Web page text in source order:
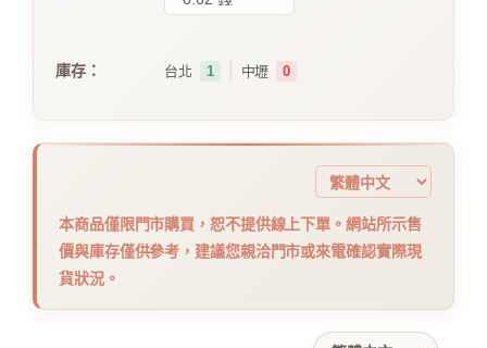
庫存： 台北 1 中壢 0
本商品僅限門市購買，恕不提供線上下單。網站所示售
價與庫存僅供參考，建議您親洽門市或來電確認實際現
貨狀況。